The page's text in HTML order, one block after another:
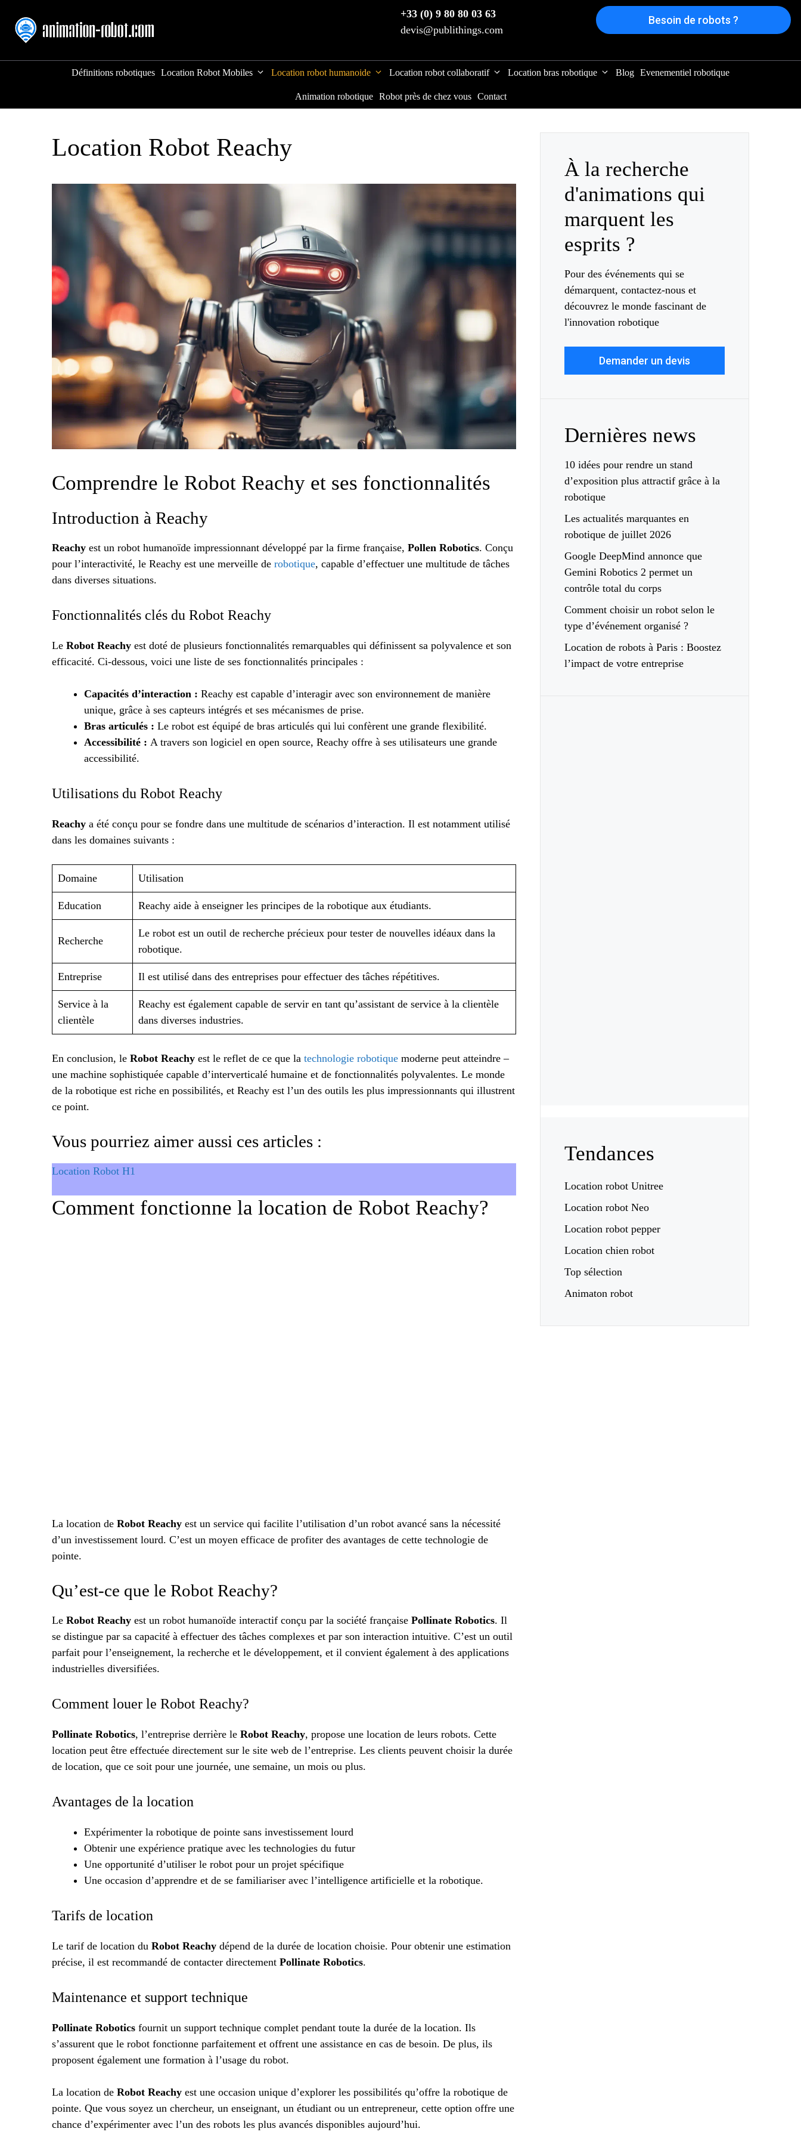
contenu
+33 (0) 9 80 80 03 63
devis@publithings.com
Besoin de robots ?
Définitions robotiques Location Robot Mobiles Location robot humanoide Location robot collaboratif Location bras robotique Blog Evenementiel robotique
Animation robotique Robot près de chez vous Contact
Location Robot Reachy
Comprendre le Robot Reachy et ses fonctionnalités
Introduction à Reachy
Reachy est un robot humanoïde impressionnant développé par la firme française, Pollen Robotics. Conçu
pour l’interactivité, le Reachy est une merveille de robotique, capable d’effectuer une multitude de tâches
dans diverses situations.
Fonctionnalités clés du Robot Reachy
Le Robot Reachy est doté de plusieurs fonctionnalités remarquables qui définissent sa polyvalence et son
efficacité. Ci-dessous, voici une liste de ses fonctionnalités principales :
Capacités d’interaction : Reachy est capable d’interagir avec son environnement de manière
unique, grâce à ses capteurs intégrés et ses mécanismes de prise.
Bras articulés : Le robot est équipé de bras articulés qui lui confèrent une grande flexibilité.
Accessibilité : A travers son logiciel en open source, Reachy offre à ses utilisateurs une grande
accessibilité.
Utilisations du Robot Reachy
Reachy a été conçu pour se fondre dans une multitude de scénarios d’interaction. Il est notamment utilisé
dans les domaines suivants :
Domaine Utilisation
Education Reachy aide à enseigner les principes de la robotique aux étudiants.
Recherche
Le robot est un outil de recherche précieux pour tester de nouvelles idéaux dans la
robotique.
Entreprise Il est utilisé dans des entreprises pour effectuer des tâches répétitives.
Service à la
clientèle
Reachy est également capable de servir en tant qu’assistant de service à la clientèle
dans diverses industries.
En conclusion, le Robot Reachy est le reflet de ce que la technologie robotique moderne peut atteindre –
une machine sophistiquée capable d’interverticalé humaine et de fonctionnalités polyvalentes. Le monde
de la robotique est riche en possibilités, et Reachy est l’un des outils les plus impressionnants qui illustrent
ce point.
Vous pourriez aimer aussi ces articles :
Location Robot H1
Comment fonctionne la location de Robot Reachy?
La location de Robot Reachy est un service qui facilite l’utilisation d’un robot avancé sans la nécessité
d’un investissement lourd. C’est un moyen efficace de profiter des avantages de cette technologie de
pointe.
Qu’est-ce que le Robot Reachy?
Le Robot Reachy est un robot humanoïde interactif conçu par la société française Pollinate Robotics. Il
se distingue par sa capacité à effectuer des tâches complexes et par son interaction intuitive. C’est un outil
parfait pour l’enseignement, la recherche et le développement, et il convient également à des applications
industrielles diversifiées.
Comment louer le Robot Reachy?
Pollinate Robotics, l’entreprise derrière le Robot Reachy, propose une location de leurs robots. Cette
location peut être effectuée directement sur le site web de l’entreprise. Les clients peuvent choisir la durée
de location, que ce soit pour une journée, une semaine, un mois ou plus.
Avantages de la location
Expérimenter la robotique de pointe sans investissement lourd
Obtenir une expérience pratique avec les technologies du futur
Une opportunité d’utiliser le robot pour un projet spécifique
Une occasion d’apprendre et de se familiariser avec l’intelligence artificielle et la robotique.
Tarifs de location
Le tarif de location du Robot Reachy dépend de la durée de location choisie. Pour obtenir une estimation
précise, il est recommandé de contacter directement Pollinate Robotics.
Maintenance et support technique
Pollinate Robotics fournit un support technique complet pendant toute la durée de la location. Ils
s’assurent que le robot fonctionne parfaitement et offrent une assistance en cas de besoin. De plus, ils
proposent également une formation à l’usage du robot.
La location de Robot Reachy est une occasion unique d’explorer les possibilités qu’offre la robotique de
pointe. Que vous soyez un chercheur, un enseignant, un étudiant ou un entrepreneur, cette option offre une
chance d’expérimenter avec l’un des robots les plus avancés disponibles aujourd’hui.
À la recherche
d'animations qui
marquent les
esprits ?
Pour des événements qui se
démarquent, contactez-nous et
découvrez le monde fascinant de
l'innovation robotique
Demander un devis
Dernières news
10 idées pour rendre un stand
d’exposition plus attractif grâce à la
robotique
Les actualités marquantes en
robotique de juillet 2026
Google DeepMind annonce que
Gemini Robotics 2 permet un
contrôle total du corps
Comment choisir un robot selon le
type d’événement organisé ?
Location de robots à Paris : Boostez
l’impact de votre entreprise
Tendances
Location robot Unitree
Location robot Neo
Location robot pepper
Location chien robot
Top sélection
Animaton robot